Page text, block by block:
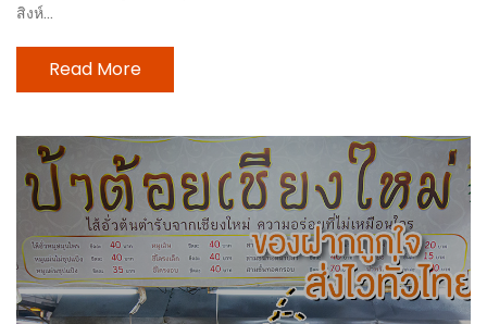
อ้วน
ชวน
ข้าว
อะไร
เอ่ย
อร่อย
ที่สุด?
สิงห์...
Read More